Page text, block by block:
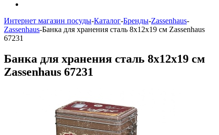
Интернет магазин посуды-Каталог-Бренды-Zassenhaus-
Zassenhaus-Банка для хранения сталь 8х12х19 см Zassenhaus
67231
Банка для хранения сталь 8х12х19 см
Zassenhaus 67231